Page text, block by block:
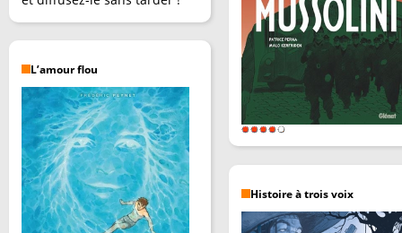
L’amour flou
Histoire à trois voix